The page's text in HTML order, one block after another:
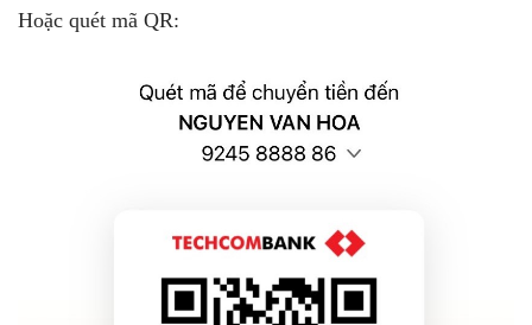
Hoặc quét mã QR: